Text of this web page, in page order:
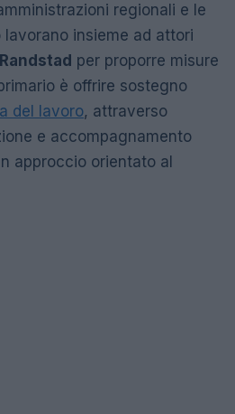
regionali e le
lavorano insieme ad attori
Randstad per proporre misure
è offrire sostegno
del lavoro, attraverso
e accompagnamento
approccio orientato al